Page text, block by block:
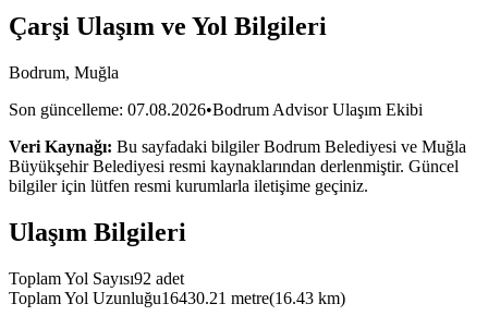
Çarşi Ulaşım ve Yol Bilgileri
Bodrum, Muğla
Son güncelleme: 07.08.2026•Bodrum Advisor Ulaşım Ekibi
Veri Kaynağı: Bu sayfadaki bilgiler Bodrum Belediyesi ve Muğla
Büyükşehir Belediyesi resmi kaynaklarından derlenmiştir. Güncel
bilgiler için lütfen resmi kurumlarla iletişime geçiniz.
Ulaşım Bilgileri
Toplam Yol Sayısı92 adet
Toplam Yol Uzunluğu16430.21 metre(16.43 km)